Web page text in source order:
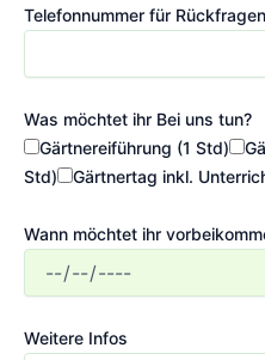
Telefonnummer für Rückfragen
Was möchtet ihr Bei uns tun?
Gärtnereiführung (1 Std)
Std)
Gärtnertag inkl.
Wann möchtet ihr
Weitere Infos